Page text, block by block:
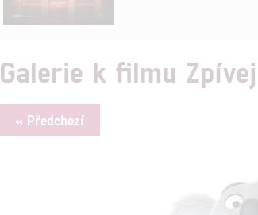
Galerie k filmu Zpívej
« Předchozí